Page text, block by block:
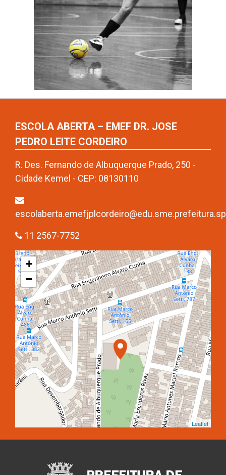
ESCOLA ABERTA – EMEF DR. JOSE
PEDRO LEITE CORDEIRO
R. Des. Fernando de Albuquerque Prado, 250 -
Cidade Kemel - CEP: 08130110
11 2567-7752
+
−
Leaflet